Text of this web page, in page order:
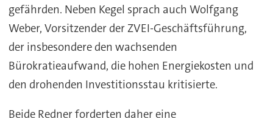
gefährden. Neben Kegel sprach auch Wolfgang
Weber, Vorsitzender der ZVEI-Geschäftsführung,
der insbesondere den wachsenden
Bürokratieaufwand, die hohen Energiekosten und
den drohenden Investitionsstau kritisierte.
Beide Redner forderten daher eine